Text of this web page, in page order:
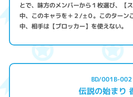
とで、味方のメンバーから１枚選び、【
中、このキャラを＋２/±０。このターン
中、相手は【ブロッカー】を使えない。
BD/001B-002
伝説の始まり